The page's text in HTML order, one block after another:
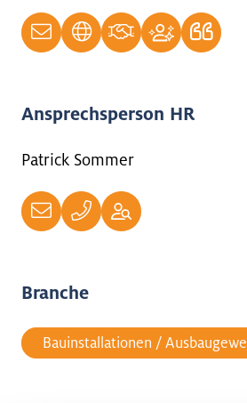
Ansprechsperson HR
Patrick Sommer
Branche
Bauinstallationen /